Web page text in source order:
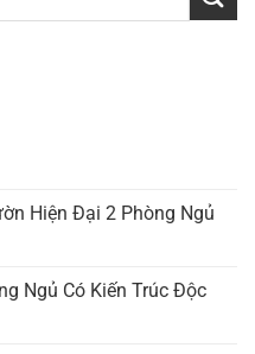
Hiện Đại 2 Phòng Ngủ
Ngủ Có Kiến Trúc Độc